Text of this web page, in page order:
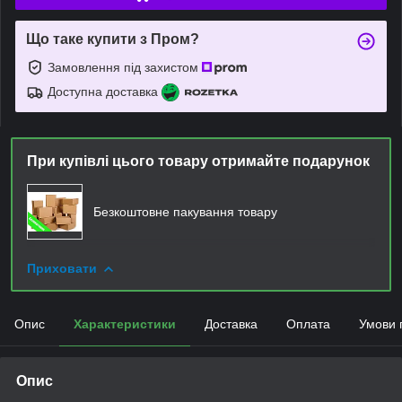
Що таке купити з Пром?
Замовлення під захистом
Доступна доставка
При купівлі цього товару отримайте подарунок
Безкоштовне пакування товару
Приховати
Опис Характеристики Доставка Оплата Умови
Опис